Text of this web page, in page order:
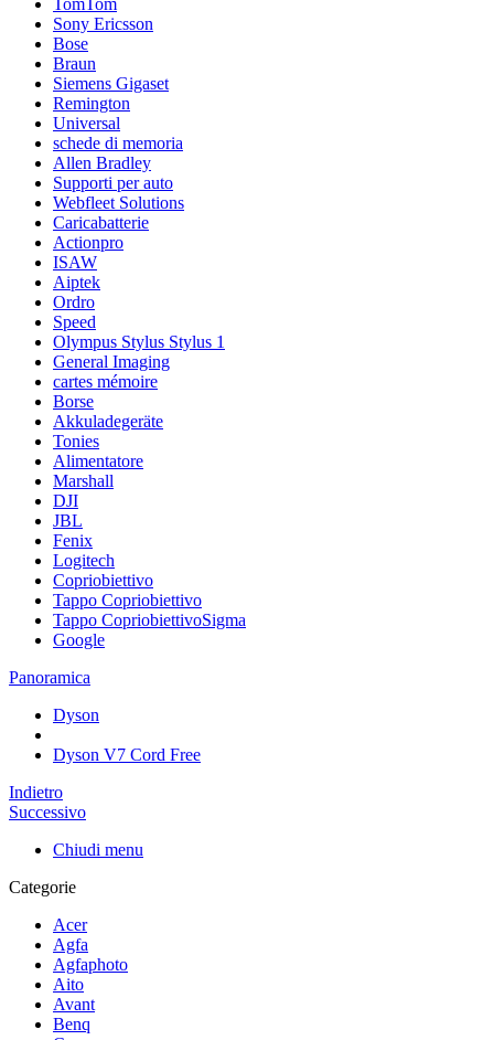
TomTom
Sony Ericsson
Bose
Braun
Siemens Gigaset
Remington
Universal
schede di memoria
Allen Bradley
Supporti per auto
Webfleet Solutions
Caricabatterie
Actionpro
ISAW
Aiptek
Ordro
Speed
Olympus Stylus Stylus 1
General Imaging
cartes mémoire
Borse
Akkuladegeräte
Tonies
Alimentatore
Marshall
DJI
JBL
Fenix
Logitech
Copriobiettivo
Tappo Copriobiettivo
Tappo CopriobiettivoSigma
Google
Panoramica
Dyson
Dyson V7 Cord Free
Indietro
Successivo
Chiudi menu
Categorie
Acer
Agfa
Agfaphoto
Aito
Avant
Benq